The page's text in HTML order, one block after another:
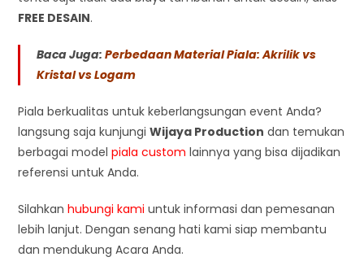
FREE DESAIN.
Baca Juga:Perbedaan Material Piala: Akrilik vs
Kristal vs Logam
Piala berkualitas untuk keberlangsungan event Anda?
langsung saja kunjungiWijaya Production dan temukan
berbagai modelpiala custom lainnya yang bisa dijadikan
referensi untuk Anda.
Silahkanhubungi kami untuk informasi dan pemesanan
lebih lanjut. Dengan senang hati kami siap membantu
dan mendukung Acara Anda.